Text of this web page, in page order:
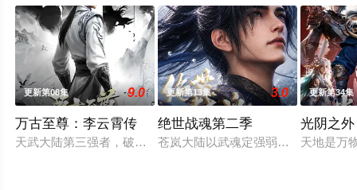
更新第08集 9.0
万古至尊：李云霄传
天武大陆第三强者，破军武帝古飞扬被世界规则所限，修为困
更新第13集 3.0
绝世战魂第二季
苍岚大陆以武魂定强弱，秦家少主秦
更新第34集
光阴之外
天地是万